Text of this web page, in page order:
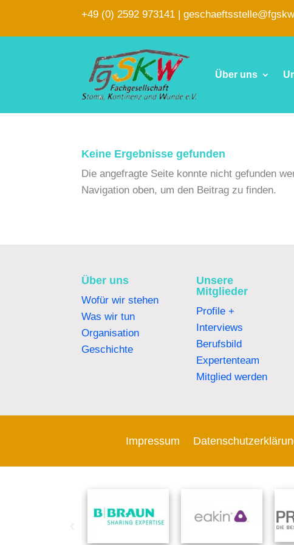
+49 (0) 2592 973141 |
Über uns
Keine Ergebnisse gefunden
Die angefragte Seite konnte nicht gefunden
Navigation oben, um den Beitrag zu finden.
Über uns
Wofür wir stehen
Was wir tun
Organisation
Geschichte
Unsere
Mitglieder
Profile +
Interviews
Berufsbild
Expertenteam
Mitglied werden
Impressum